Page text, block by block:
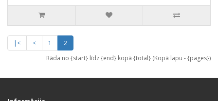
|< < 1
2
Rāda no {start} līdz {end} kopā {total} (Kopā lapu - {pages})